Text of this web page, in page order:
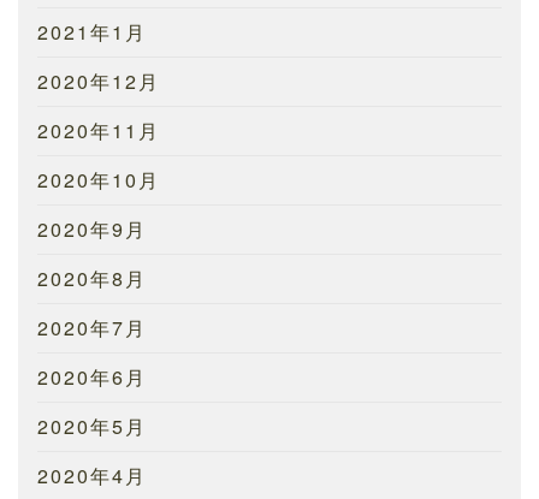
2021年1月
2020年12月
2020年11月
2020年10月
2020年9月
2020年8月
2020年7月
2020年6月
2020年5月
2020年4月